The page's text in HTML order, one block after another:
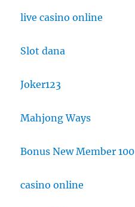
live casino online
Slot dana
Joker123
Mahjong Ways
Bonus New Member 100
casino online